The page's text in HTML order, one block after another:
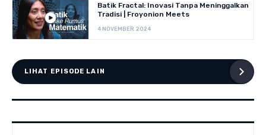
Batik Fractal: Inovasi Tanpa Meninggalkan
Tradisi | Froyonion Meets
4 NOVEMBER 2024
LIHAT EPISODE LAIN